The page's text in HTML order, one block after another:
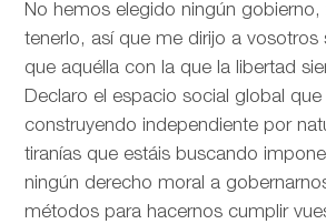
No hemos elegido ningún
tenerlo, así que me dirijo a vosotros
que aquélla con la que la libertad
Declaro el espacio social global
construyendo independiente por
tiranías que estáis buscando
ningún derecho moral a
métodos para hacernos cumplir